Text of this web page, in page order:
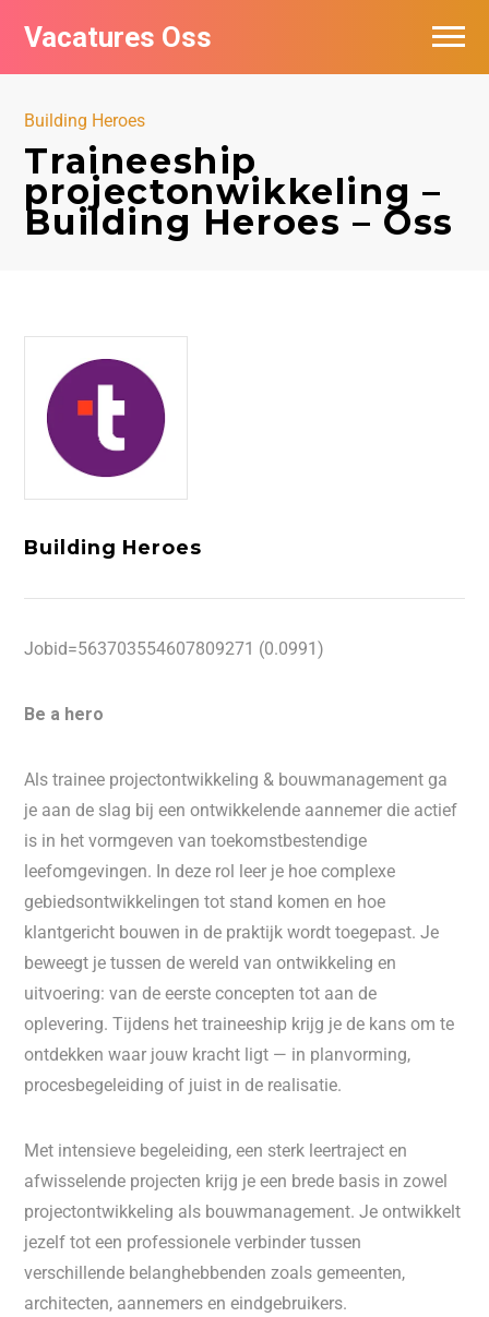
Vacatures Oss
Building Heroes
Traineeship
projectonwikkeling –
Building Heroes – Oss
Building Heroes
Jobid=563703554607809271 (0.0991)
Be a hero
Als trainee projectontwikkeling & bouwmanagement ga
je aan de slag bij een ontwikkelende aannemer die actief
is in het vormgeven van toekomstbestendige
leefomgevingen. In deze rol leer je hoe complexe
gebiedsontwikkelingen tot stand komen en hoe
klantgericht bouwen in de praktijk wordt toegepast. Je
beweegt je tussen de wereld van ontwikkeling en
uitvoering: van de eerste concepten tot aan de
oplevering. Tijdens het traineeship krijg je de kans om te
ontdekken waar jouw kracht ligt — in planvorming,
procesbegeleiding of juist in de realisatie.
Met intensieve begeleiding, een sterk leertraject en
afwisselende projecten krijg je een brede basis in zowel
projectontwikkeling als bouwmanagement. Je ontwikkelt
jezelf tot een professionele verbinder tussen
verschillende belanghebbenden zoals gemeenten,
architecten, aannemers en eindgebruikers.